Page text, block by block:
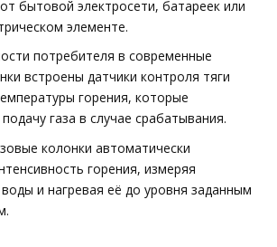
бытовой электросети, батареек или
элементе.
потребителя в современные
встроены датчики контроля тяги
горения, которые
газа в случае срабатывания.
колонки автоматически
горения, измеряя
и нагревая её до уровня заданным